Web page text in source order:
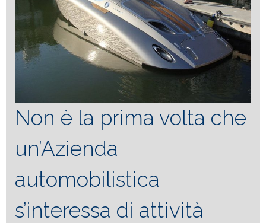
Non è la prima volta che
un’Azienda
automobilistica
s’interessa di attività